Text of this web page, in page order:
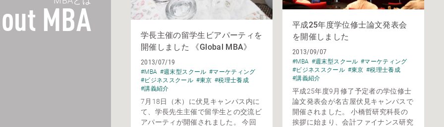
MBA
平成25年度学位修士論文発表会
を開催しました
2013/09/07
#MBA #週末型スクール #マーケティング
#ビジネススクール #東京 #税理士養成
#講義紹介
平成25年度9月修了予定者の学位修士
論文発表会が名古屋伏見キャンパスで
開催されました。 小橋哲研究科長の
挨拶に始まり、会計ファイナンス研究
学長主催の留学生ビアパーティを
開催しました 《Global MBA》
2013/07/19
#MBA #週末型スクール #マーケティング
#ビジネススクール #東京 #税理士養成
#講義紹介
7月18日（木）に伏見キャンパス内に
て、学長先生主催で留学生との交流ビ
アパーティが開催されました。 今回